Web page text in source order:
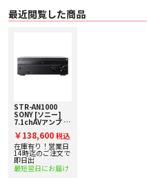
・ Bluetoot ●（内蔵）1
・ ワイヤレススピーカー対応 ●2
・ 3rdゾーン音声 スピーカー（サ
ピーカー：可変/ライン：可変/固定）
・ 2nd/HDMI ゾーン用 ON/OFFス
・ フロント 165W+165W（6Ω）
・ センター 165W（6Ω） ／100W
・ サラウンド 165W+165W（6Ω）
・ サラウンドバック/ハイト/バイ
／100W+100W（6Ω）
〇 ネットワーク機能
・ ホームネットワーククライアン
・ AirPlay2 ●
最近閲覧した商品
STR-AN1000
SONY [ソニー]
7.1chAVアンプ 下
ップ実施中！
￥138,600 税込
在庫有り！営業日
14時迄のご注文で
即日出
最短翌日にお届け